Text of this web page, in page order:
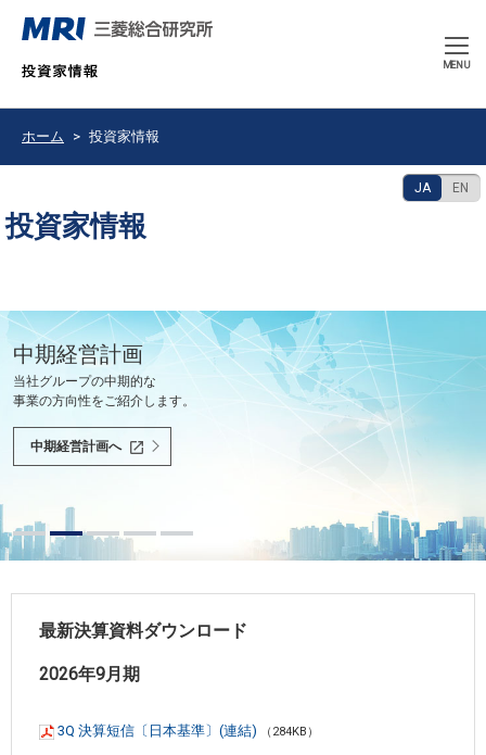
CLOSE
MENU
ホーム 投資家情報
投資家情報
JA EN
豊かで持続可能な未来の共創を使命として、
世界と共に、あるべき未来を問い続け、
社会課題を解決し、社会の変革を先駆けます。
中期経営計画
当社グループの中期的な
事業の方向性をご紹介します。
中期経営計画へ
決算発表
最新の決算情報をご確認ください。
決算情報へ
2026年9月期 中間報告書
2026年6月
中間報告書へ
会社紹介ムービー
会社紹介ムービーをご覧いただけます。
会社紹介ムービーへ
最新決算資料ダウンロード
2026年9月期
3Q 決算短信〔日本基準〕(連結) （284KB）